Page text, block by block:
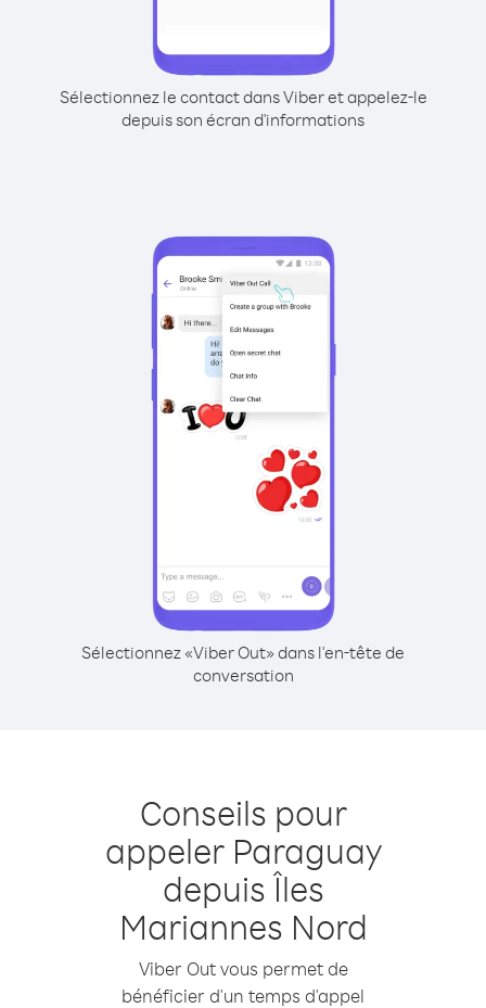
Sélectionnez le contact dans Viber et appelez-le
depuis son écran d'informations
Sélectionnez «Viber Out» dans l'en-tête de
conversation
Conseils pour
appeler Paraguay
depuis Îles
Mariannes Nord
Viber Out vous permet de
bénéficier d'un temps d'appel